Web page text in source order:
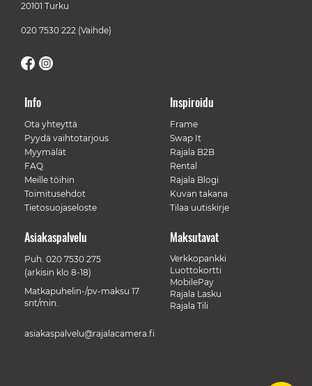
20101 Turku
020 7530 222 (Vaihde)
Info
Ota yhteyttä
Pyydä vaihtotarjous
Myymälät
FAQ
Meille töihin
Toimitusehdot
Tietosuojaseloste
Inspiroidu
Frame
Swap It
Rajala B2B
Rental
Rajala Blogi
Kuvan takana
Tilaa uutiskirje
Maksutavat
Verkkopankki
Luottokortti
MobilePay
Rajala Lasku
Rajala Tili
Asiakaspalvelu
Puh. 020 7530 275
(arkisin klo 8-18)
Matkapuhelin-/pv-maksu 17
snt/min.
asiakaspalvelu@rajalacamera.fi